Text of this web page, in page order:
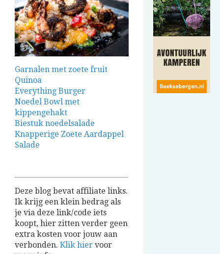
Garnalen met zoete fruit
Quinoa
Everything Burger
Noedel Bowl met
kippengehakt
Biestuk noedelsalade
Knapperige Zoete Aardappel
Salade
Deze blog bevat affiliate links.
Ik krijg een klein bedrag als
je via deze link/code iets
koopt, hier zitten verder geen
extra kosten voor jouw aan
verbonden. Klik hier voor